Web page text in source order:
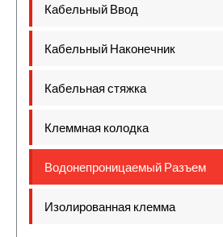
Кабельный Ввод
Кабельный Наконечник
Кабельная стяжка
Клеммная колодка
Водонепроницаемый Разъем
Изолированная клемма